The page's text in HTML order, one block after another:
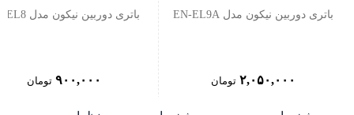
باتری دوربین نیکون مدل EN-EL9A
۲,۰۵۰,۰۰۰ تومان
باتری دوربین نیکون مدل EN-EL8
۹۰۰,۰۰۰ تومان